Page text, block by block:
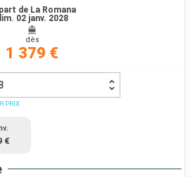
de La Romana
02 janv. 2028
dès
1 379 €
PRIX
€
Compagnies
Rechercher